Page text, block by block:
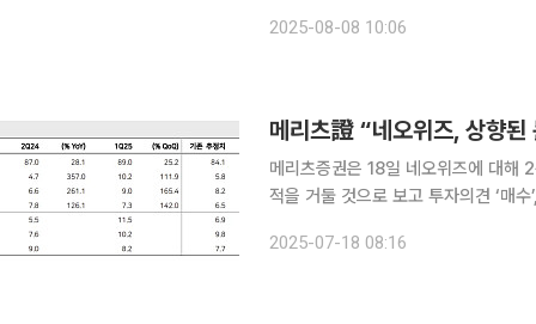
은 575억 원으로 전년 동기 대비
2025-08-08 10:06
메리츠증권은 18일 네오위즈에 대해
적을 거둘 것으로 보고 투자의견 ‘매수’, 적정주
1115억 원, 영업이익을 357% 증가
2025-07-18 08:16